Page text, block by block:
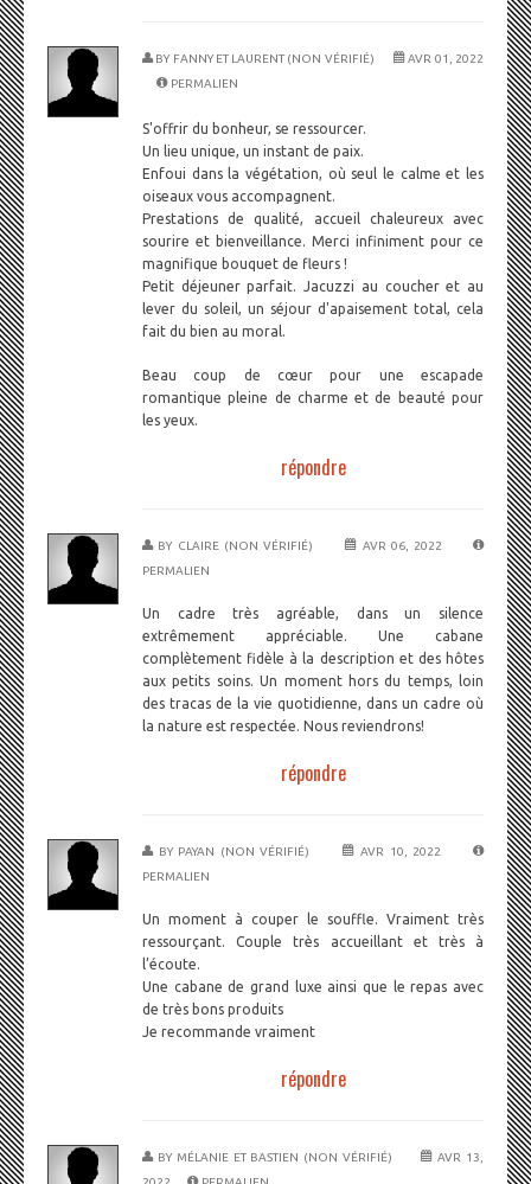
BY FANNY ET LAURENT (NON VÉRIFIÉ)
AVR 01, 2022
PERMALIEN
S'offrir du bonheur, se ressourcer.
Un lieu unique, un instant de paix.
Enfoui dans la végétation, où seul le calme et les
oiseaux vous accompagnent.
Prestations de qualité, accueil chaleureux avec
sourire et bienveillance. Merci infiniment pour ce
magnifique bouquet de fleurs !
Petit déjeuner parfait. Jacuzzi au coucher et au
lever du soleil, un séjour d'apaisement total, cela
fait du bien au moral.
Beau coup de cœur pour une escapade
romantique pleine de charme et de beauté pour
les yeux.
répondre
BY CLAIRE (NON VÉRIFIÉ)
AVR 06, 2022
PERMALIEN
Un cadre très agréable, dans un silence
extrêmement appréciable. Une cabane
complètement fidèle à la description et des hôtes
aux petits soins. Un moment hors du temps, loin
des tracas de la vie quotidienne, dans un cadre où
la nature est respectée. Nous reviendrons!
répondre
BY PAYAN (NON VÉRIFIÉ)
AVR 10, 2022
PERMALIEN
Un moment à couper le souffle. Vraiment très
ressourçant. Couple très accueillant et très à
l’écoute.
Une cabane de grand luxe ainsi que le repas avec
de très bons produits
Je recommande vraiment
répondre
BY MÉLANIE ET BASTIEN (NON VÉRIFIÉ)
AVR 13,